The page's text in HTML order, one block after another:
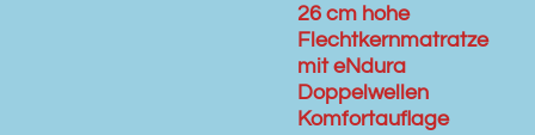
26 cm hohe
Flechtkernmatratze
mit eNdura
Doppelwellen
Komfortauflage